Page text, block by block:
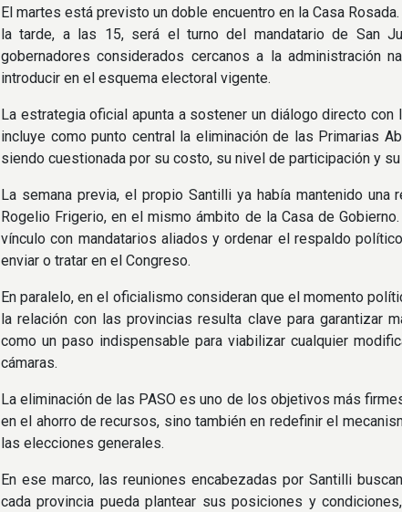
El martes está previsto un doble encuentro en la Casa
la tarde, a las 15, será el turno del mandatario de San
gobernadores considerados cercanos a la administración
introducir en el esquema electoral vigente.
La estrategia oficial apunta a sostener un diálogo directo
incluye como punto central la eliminación de las Primarias
siendo cuestionada por su costo, su nivel de participación y
La semana previa, el propio Santilli ya había mantenido
Rogelio Frigerio, en el mismo ámbito de la Casa de
vínculo con mandatarios aliados y ordenar el respaldo
enviar o tratar en el Congreso.
En paralelo, en el oficialismo consideran que el momento
la relación con las provincias resulta clave para garantizar
como un paso indispensable para viabilizar cualquier
cámaras.
La eliminación de las PASO es uno de los objetivos más
en el ahorro de recursos, sino también en redefinir el
las elecciones generales.
En ese marco, las reuniones encabezadas por Santilli
cada provincia pueda plantear sus posiciones y